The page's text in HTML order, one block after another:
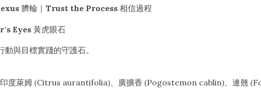
臍輪｜ Trust the Process 相信過程
’s Eyes 黃虎眼石
與目標實踐的守護石。
印度萊姆 (Citrus aurantifolia)、廣擴香 (Pogostemon cablin)、連翹 (